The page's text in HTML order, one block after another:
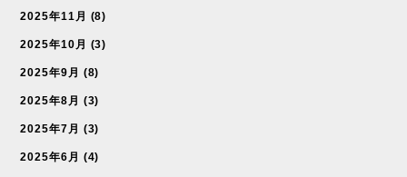
2025年11月 (8)
2025年10月 (3)
2025年9月 (8)
2025年8月 (3)
2025年7月 (3)
2025年6月 (4)